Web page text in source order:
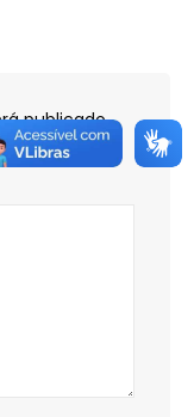
publicado.
com*